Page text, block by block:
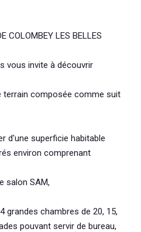
COLOMBEY LES BELLES
vous invite à découvrir
terrain composée comme suit
d'une superficie habitable
environ comprenant
salon SAM,
grandes chambres de 20, 15,
pouvant servir de bureau,